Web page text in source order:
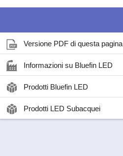
Versione PDF di questa pagina
Informazioni su Bluefin LED
Prodotti Bluefin LED
Prodotti LED Subacquei